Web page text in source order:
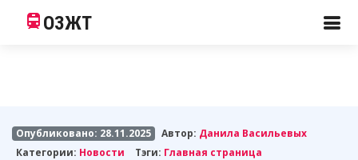
ОЗЖТ
Опубликовано: 28.11.2025 Автор: Данила Васильевых
Категории: Новости Тэги: Главная страница